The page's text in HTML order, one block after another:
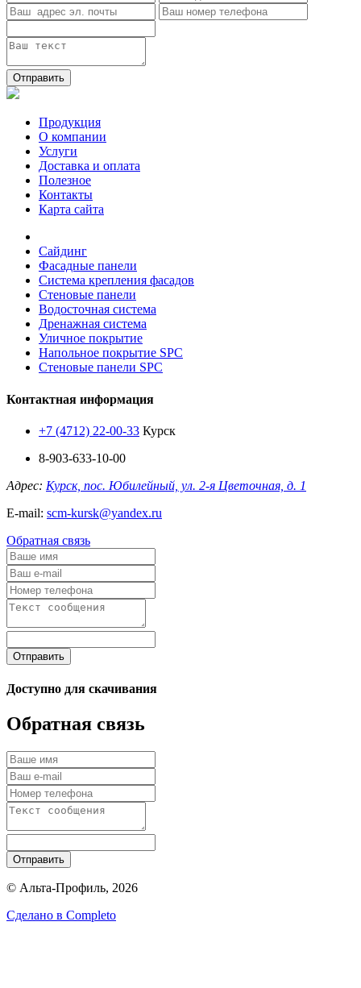
Отправить
Продукция
О компании
Услуги
Доставка и оплата
Полезное
Контакты
Карта сайта
Сайдинг
Фасадные панели
Система крепления фасадов
Стеновые панели
Водосточная система
Дренажная система
Уличное покрытие
Напольное покрытие SPC
Стеновые панели SPC
Контактная информация
+7 (4712) 22-00-33 Курск
8-903-633-10-00
Адрес: Курск, пос. Юбилейный, ул. 2-я Цветочная, д. 1
E-mail: scm-kursk@yandex.ru
Обратная связь
Отправить
Доступно для скачивания
Обратная связь
Отправить
© Альта-Профиль, 2026
Сделано в Completo